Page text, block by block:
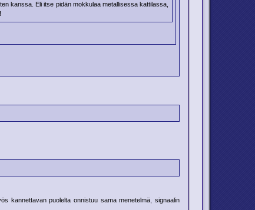
kanssa. Eli itse pidän mokkulaa metallisessa kattilassa,
kannettavan puolelta onnistuu sama menetelmä, signaalin